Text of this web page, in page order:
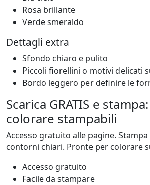
Rosa brillante
Verde smeraldo
Dettagli extra
Sfondo chiaro e pulito
Piccoli fiorellini o motivi delicati
Bordo leggero per definire le
Scarica GRATIS e
colorare stampabili
Accesso gratuito alle pagine.
contorni chiari. Pronte per colorare
Accesso gratuito
Facile da stampare